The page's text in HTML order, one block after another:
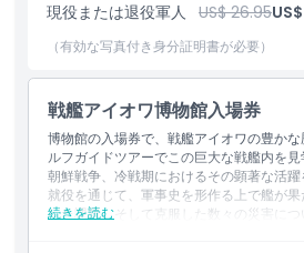
除外事項
営業時間
注意事項
場所
現役または退役軍人 US$ 26.95
（有効な写真付き身分証明書が必要）
戦艦アイオワ博物館入場券
博物館の入場券で、戦艦アイオワの豊か
ルフガイドツアーでこの巨大な戦艦内を見
朝鮮戦争、冷戦期におけるその顕著な活
就役を通じて、軍事史を形作る上で艦が
した課題、そして克服した数々の災害につ
続きを読む